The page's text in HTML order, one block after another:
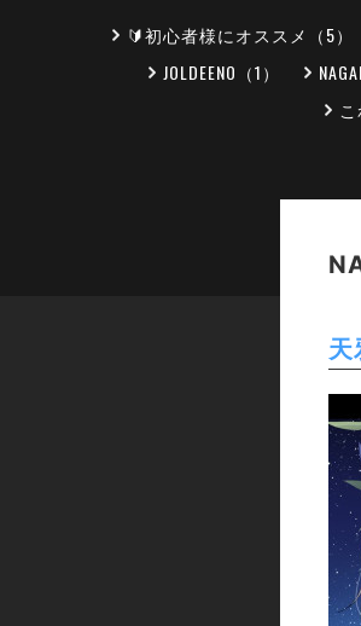
🔰初心者様にオススメ（5）
JOLDEENO（1）
天